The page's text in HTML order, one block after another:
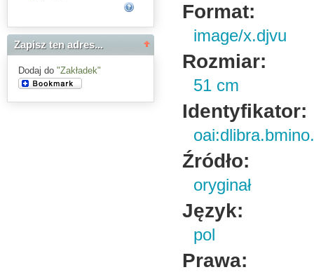
Zapisz ten adres...
Dodaj do "Zakładek"
Format:
image/x.djvu
Rozmiar:
51 cm
Identyfikator:
Źródło:
oryginał
Język:
pol
Prawa: